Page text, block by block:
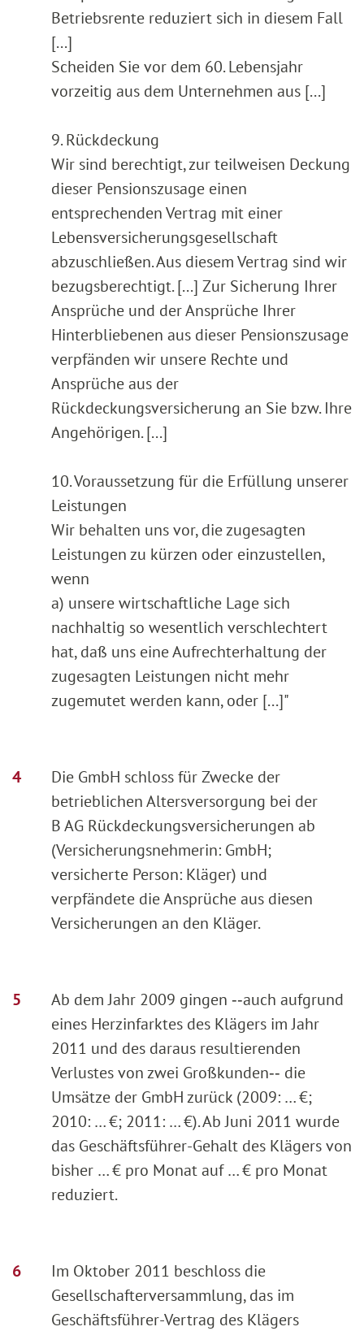
Betriebsrente reduziert sich in diesem Fall
[...]
Scheiden Sie vor dem 60. Lebensjahr
vorzeitig aus dem Unternehmen aus [...]
9. Rückdeckung
Wir sind berechtigt, zur teilweisen Deckung
dieser Pensionszusage einen
entsprechenden Vertrag mit einer
Lebensversicherungsgesellschaft
abzuschließen. Aus diesem Vertrag sind wir
bezugsberechtigt. [...] Zur Sicherung Ihrer
Ansprüche und der Ansprüche Ihrer
Hinterbliebenen aus dieser Pensionszusage
verpfänden wir unsere Rechte und
Ansprüche aus der
Rückdeckungsversicherung an Sie bzw. Ihre
Angehörigen. [...]
10. Voraussetzung für die Erfüllung unserer
Leistungen
Wir behalten uns vor, die zugesagten
Leistungen zu kürzen oder einzustellen,
wenn
a) unsere wirtschaftliche Lage sich
nachhaltig so wesentlich verschlechtert
hat, daß uns eine Aufrechterhaltung der
zugesagten Leistungen nicht mehr
zugemutet werden kann, oder [...]"
Die GmbH schloss für Zwecke der
betrieblichen Altersversorgung bei der
B AG Rückdeckungsversicherungen ab
(Versicherungsnehmerin: GmbH;
versicherte Person: Kläger) und
verpfändete die Ansprüche aus diesen
Versicherungen an den Kläger.
Ab dem Jahr 2009 gingen ‑‑auch aufgrund
eines Herzinfarktes des Klägers im Jahr
2011 und des daraus resultierenden
Verlustes von zwei Großkunden‑‑ die
Umsätze der GmbH zurück (2009: … €;
2010: … €; 2011: … €). Ab Juni 2011 wurde
das Geschäftsführer-Gehalt des Klägers von
bisher … € pro Monat auf … € pro Monat
reduziert.
Im Oktober 2011 beschloss die
Gesellschafterversammlung, das im
Geschäftsführer-Vertrag des Klägers